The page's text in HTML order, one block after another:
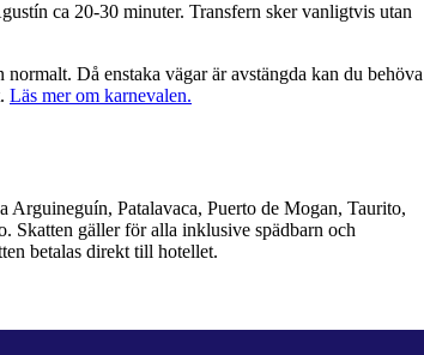
ca 20-30 minuter. Transfern sker vanligtvis utan
Då enstaka vägar är avstängda kan du behöva
Läs mer om karnevalen.
Arguineguín, Patalavaca, Puerto de Mogan, Taurito,
Skatten gäller för alla inklusive spädbarn och
betalas direkt till hotellet.